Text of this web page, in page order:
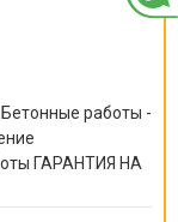
работы -
ГАРАНТИЯ НА